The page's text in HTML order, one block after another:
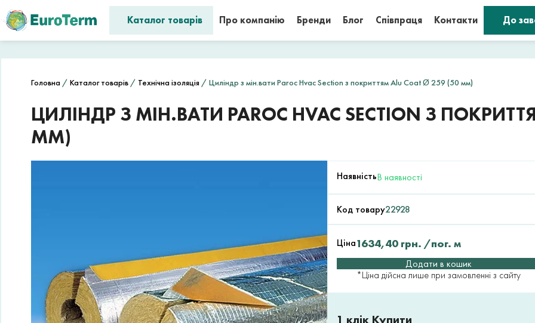
Каталог товарів Про компанію Бренди Блог Співпраця Контакти До
Головна / Каталог товарів / Технічна ізоляція / Циліндр з мін.вати Paroc Hvac Section з покриттям Alu Coat Ø 259 (50 мм)
ЦИЛІНДР З МІН.ВАТИ PAROC HVAC SECTION З
ММ)
НаявністьВ наявності
Код товару22928
Ціна1634,40 грн. /пог. м
Додати в кошик
*Ціна дійсна лише при замовленні з сайту
1 клік Купити